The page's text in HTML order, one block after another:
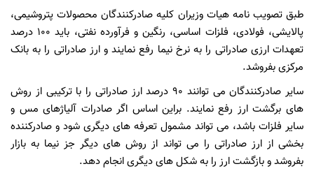
طبق تصویب نامه هیات وزیران کلیه صادرکنندگان محصولات پتروشیمی،
پالایشی، فولادی، فلزات اساسی، رنگین و فرآورده نفتی، باید 100 درصد
تعهدات ارزی صادراتی را به نرخ نیما رفع نمایند و ارز صادراتی را به بانک
مرکزی بفروشد.
سایر صادرکنندگان می توانند 90 درصد ارز صادراتی را با ترکیبی از روش
های برگشت ارز رفع نمایند. براین اساس اگر صادرات آلیاژهای مس و
سایر فلزات باشد، می تواند مشمول تعرفه های دیگری شود و صادرکننده
بخشی از ارز صادراتی را می تواند از روش های دیگر جز نیما به بازار
بفروشد و بازگشت ارز را به شکل های دیگری انجام دهد.